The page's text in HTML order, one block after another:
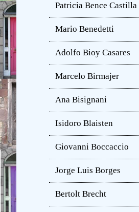
Patricia Bence Castilla
Mario Benedetti
Adolfo Bioy Casares
Marcelo Birmajer
Ana Bisignani
Isidoro Blaisten
Giovanni Boccaccio
Jorge Luis Borges
Bertolt Brecht